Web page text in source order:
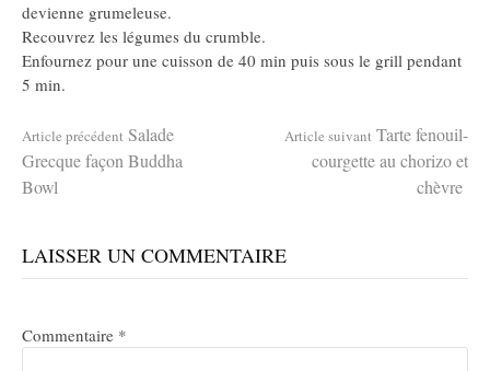
devienne grumeleuse.
Recouvrez les légumes du crumble.
Enfournez pour une cuisson de 40 min puis sous le grill pendant
5 min.
Lire
suite
Article précédent Salade
Grecque façon Buddha
Bowl
Article suivant Tarte fenouil-
courgette au chorizo et
chèvre
LAISSER UN COMMENTAIRE
Commentaire *